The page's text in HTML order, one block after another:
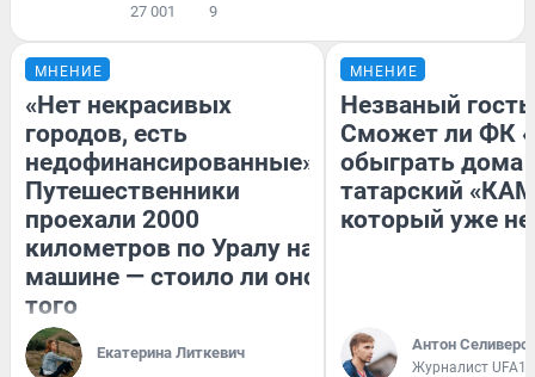
27 001 9
МНЕНИЕ
«Нет некрасивых
городов, есть
недофинансированные».
Путешественники
проехали 2000
километров по Уралу на
машине — стоило ли оно
того
Екатерина Литкевич
МНЕНИЕ
Незваный
Сможет ли ФК
обыграть дома
татарский
который уже не
Антон
Журналист